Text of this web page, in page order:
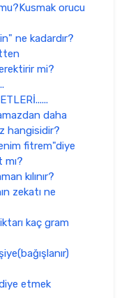
orucu
ne kadardır?
mi?
daha
hangisidir?
fitrem"diye
kılınır?
zekatı ne
kaç gram
etmek